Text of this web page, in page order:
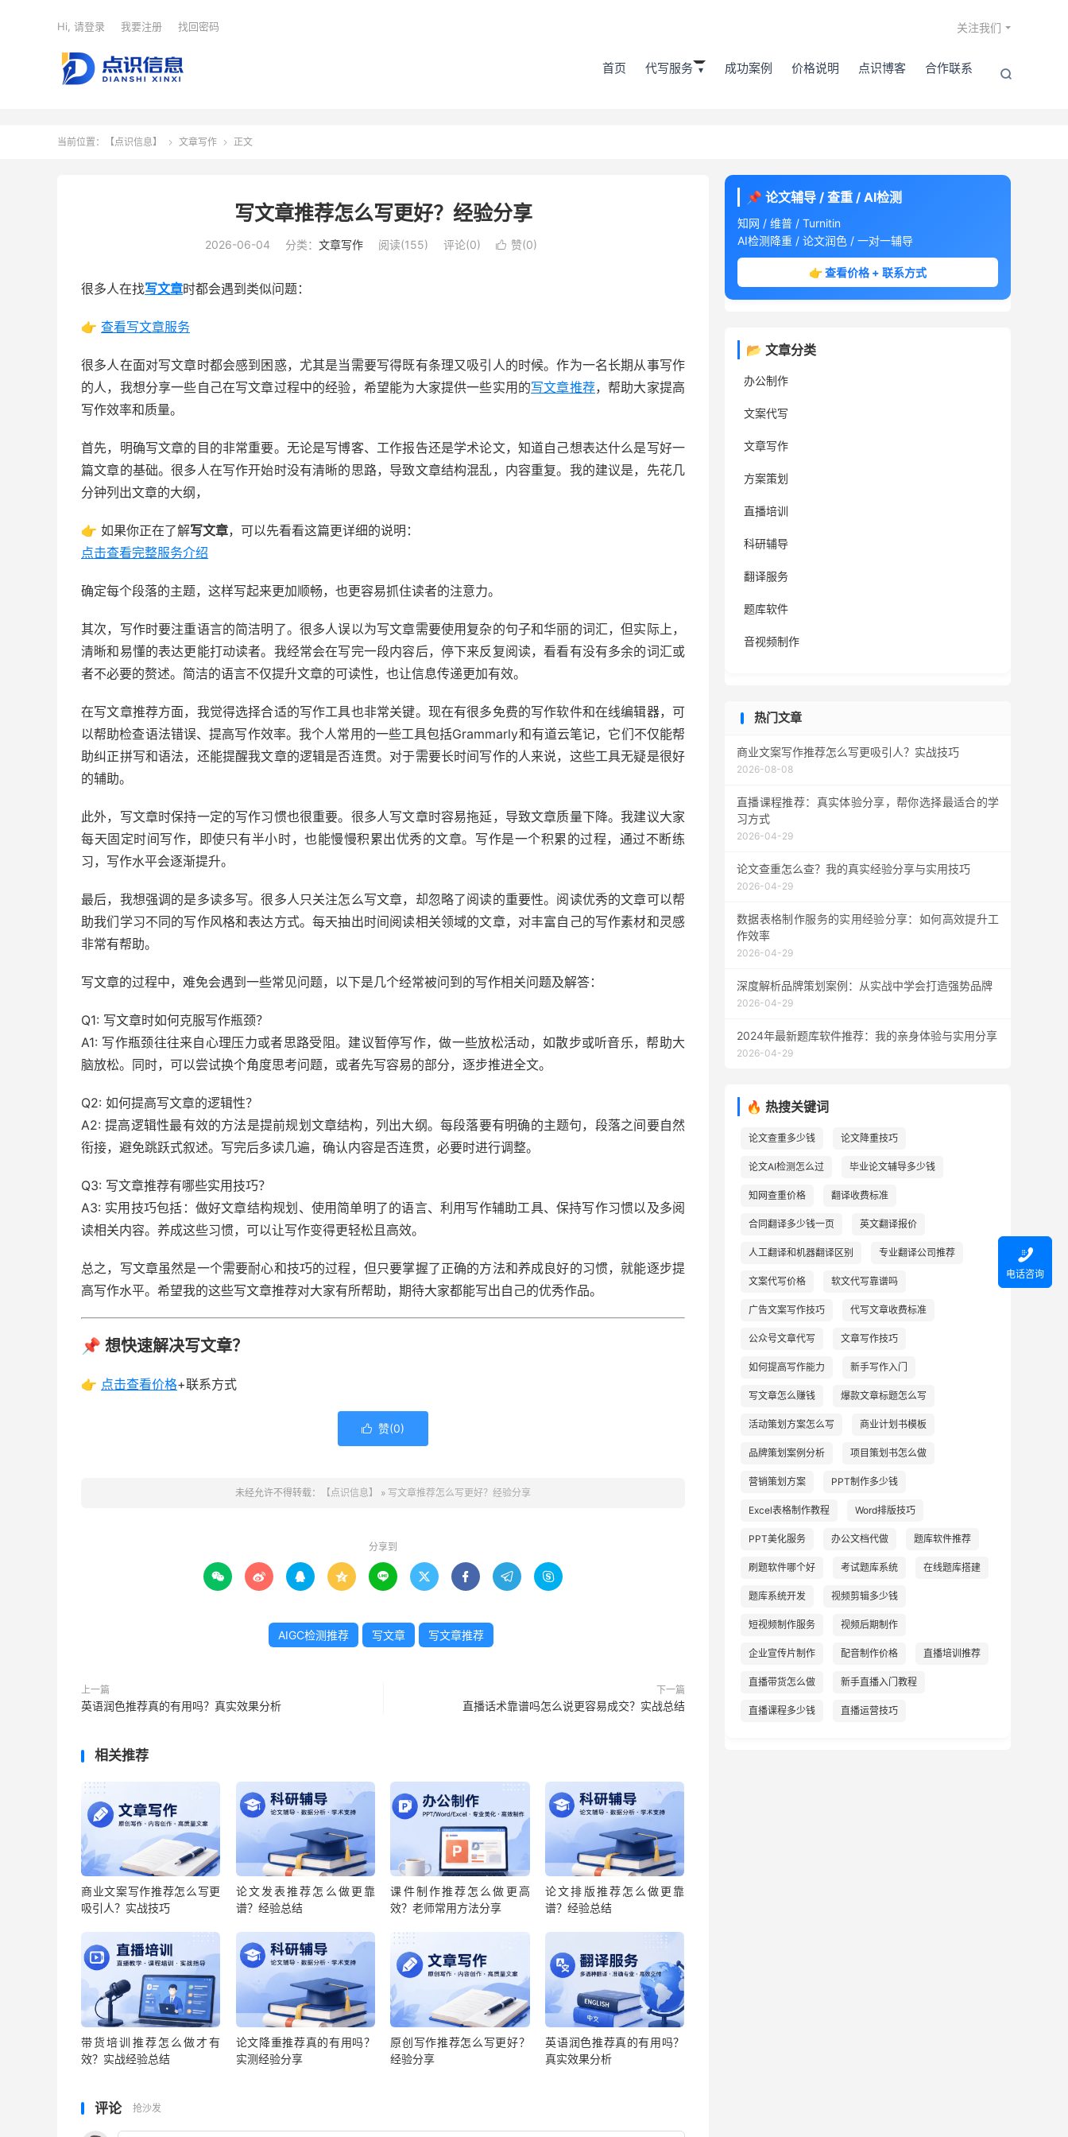
首页 代写服务 成功案例 价格说明 点识博客 合作联系 
关注我们
Hi, 请登录 我要注册 找回密码
当前位置： 【点识信息】  文章写作  正文
写文章推荐怎么写更好？经验分享
2026-06-04 分类： 文章写作 阅读(155) 评论(0)  赞(0)
很多人在找写文章时都会遇到类似问题：
👉 查看写文章服务
很多人在面对写文章时都会感到困惑，尤其是当需要写得既有条理又吸引人的时候。作为一名长期从事写作
的人，我想分享一些自己在写文章过程中的经验，希望能为大家提供一些实用的写文章推荐，帮助大家提高
写作效率和质量。
首先，明确写文章的目的非常重要。无论是写博客、工作报告还是学术论文，知道自己想表达什么是写好一
篇文章的基础。很多人在写作开始时没有清晰的思路，导致文章结构混乱，内容重复。我的建议是，先花几
分钟列出文章的大纲，
👉 如果你正在了解写文章，可以先看看这篇更详细的说明：
点击查看完整服务介绍
确定每个段落的主题，这样写起来更加顺畅，也更容易抓住读者的注意力。
其次，写作时要注重语言的简洁明了。很多人误以为写文章需要使用复杂的句子和华丽的词汇，但实际上，
清晰和易懂的表达更能打动读者。我经常会在写完一段内容后，停下来反复阅读，看看有没有多余的词汇或
者不必要的赘述。简洁的语言不仅提升文章的可读性，也让信息传递更加有效。
在写文章推荐方面，我觉得选择合适的写作工具也非常关键。现在有很多免费的写作软件和在线编辑器，可
以帮助检查语法错误、提高写作效率。我个人常用的一些工具包括Grammarly和有道云笔记，它们不仅能帮
助纠正拼写和语法，还能提醒我文章的逻辑是否连贯。对于需要长时间写作的人来说，这些工具无疑是很好
的辅助。
此外，写文章时保持一定的写作习惯也很重要。很多人写文章时容易拖延，导致文章质量下降。我建议大家
每天固定时间写作，即使只有半小时，也能慢慢积累出优秀的文章。写作是一个积累的过程，通过不断练
习，写作水平会逐渐提升。
最后，我想强调的是多读多写。很多人只关注怎么写文章，却忽略了阅读的重要性。阅读优秀的文章可以帮
助我们学习不同的写作风格和表达方式。每天抽出时间阅读相关领域的文章，对丰富自己的写作素材和灵感
非常有帮助。
写文章的过程中，难免会遇到一些常见问题，以下是几个经常被问到的写作相关问题及解答：
Q1: 写文章时如何克服写作瓶颈？
A1: 写作瓶颈往往来自心理压力或者思路受阻。建议暂停写作，做一些放松活动，如散步或听音乐，帮助大
脑放松。同时，可以尝试换个角度思考问题，或者先写容易的部分，逐步推进全文。
Q2: 如何提高写文章的逻辑性？
A2: 提高逻辑性最有效的方法是提前规划文章结构，列出大纲。每段落要有明确的主题句，段落之间要自然
衔接，避免跳跃式叙述。写完后多读几遍，确认内容是否连贯，必要时进行调整。
Q3: 写文章推荐有哪些实用技巧？
A3: 实用技巧包括：做好文章结构规划、使用简单明了的语言、利用写作辅助工具、保持写作习惯以及多阅
读相关内容。养成这些习惯，可以让写作变得更轻松且高效。
总之，写文章虽然是一个需要耐心和技巧的过程，但只要掌握了正确的方法和养成良好的习惯，就能逐步提
高写作水平。希望我的这些写文章推荐对大家有所帮助，期待大家都能写出自己的优秀作品。
📌 想快速解决写文章？
👉 点击查看价格+联系方式
 赞(0)
未经允许不得转载： 【点识信息】 » 写文章推荐怎么写更好？经验分享
分享到
        
AIGC检测推荐 写文章 写文章推荐
上一篇
英语润色推荐真的有用吗？真实效果分析
下一篇
直播话术靠谱吗怎么说更容易成交？实战总结
相关推荐
商业文案写作推荐怎么写更
吸引人？实战技巧
论文发表推荐怎么做更靠
谱？经验总结
课件制作推荐怎么做更高
效？老师常用方法分享
论文排版推荐怎么做更靠
谱？经验总结
带货培训推荐怎么做才有
效？实战经验总结
论文降重推荐真的有用吗？
实测经验分享
原创写作推荐怎么写更好？
经验分享
英语润色推荐真的有用吗？
真实效果分析
评论 抢沙发
📌 论文辅导 / 查重 / AI检测
知网 / 维普 / Turnitin
AI检测降重 / 论文润色 / 一对一辅导
👉 查看价格 + 联系方式
📂 文章分类
办公制作
文案代写
文章写作
方案策划
直播培训
科研辅导
翻译服务
题库软件
音视频制作
热门文章
商业文案写作推荐怎么写更吸引人？实战技巧
2026-08-08
直播课程推荐：真实体验分享，帮你选择最适合的学
习方式
2026-04-29
论文查重怎么查？我的真实经验分享与实用技巧
2026-04-29
数据表格制作服务的实用经验分享：如何高效提升工
作效率
2026-04-29
深度解析品牌策划案例：从实战中学会打造强势品牌
2026-04-29
2024年最新题库软件推荐：我的亲身体验与实用分享
2026-04-29
🔥 热搜关键词
论文查重多少钱 论文降重技巧
论文AI检测怎么过 毕业论文辅导多少钱
知网查重价格 翻译收费标准
合同翻译多少钱一页 英文翻译报价
人工翻译和机器翻译区别 专业翻译公司推荐
文案代写价格 软文代写靠谱吗
广告文案写作技巧 代写文章收费标准
公众号文章代写 文章写作技巧
如何提高写作能力 新手写作入门
写文章怎么赚钱 爆款文章标题怎么写
活动策划方案怎么写 商业计划书模板
品牌策划案例分析 项目策划书怎么做
营销策划方案 PPT制作多少钱
Excel表格制作教程 Word排版技巧
PPT美化服务 办公文档代做 题库软件推荐
刷题软件哪个好 考试题库系统 在线题库搭建
题库系统开发 视频剪辑多少钱
短视频制作服务 视频后期制作
企业宣传片制作 配音制作价格 直播培训推荐
直播带货怎么做 新手直播入门教程
直播课程多少钱 直播运营技巧

电话咨询